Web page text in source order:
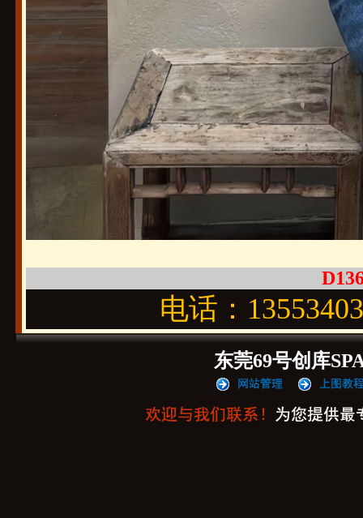
电话：
东莞69号创库